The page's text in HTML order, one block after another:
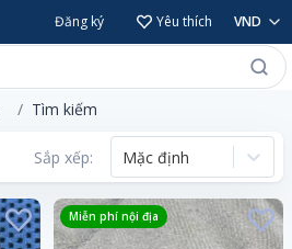
Đăng ký Yêu thích VND
Tìm kiếm
Sắp xếp: Mặc định
Miễn phí nội địa